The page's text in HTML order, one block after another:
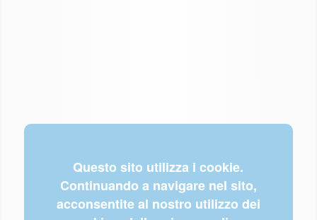
Questo sito utilizza i cookie.
Continuando a navigare nel sito,
acconsentite al nostro utilizzo dei